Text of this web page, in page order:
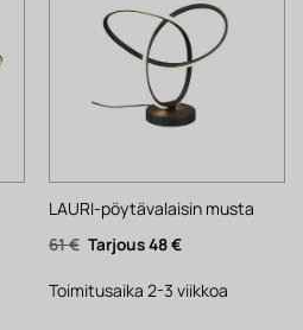
LAURI-pöytävalaisin musta
61€ Alkuperäinen
hinta
61 €.
48€Nykyinen
48 €.
Toimitusaika 2-3 viikkoa